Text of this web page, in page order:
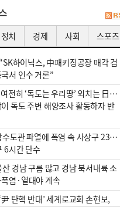
정치 경제 사회 스포츠
하이닉스, 中패키징공장 매각 검
서 인수 거론”
전히 ‘독도는 우리땅’ 외치는 日…
독도 주변 해양조사 활동하자 반
수도관 파열에 폭염 속 사상구 2300
6시간 단수
경남 구름 많고 경남 북서내륙 소
염·열대야 계속
탄핵 반대’ 세계로교회 손현보,